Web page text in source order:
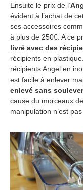
Ensuite le prix de l’
évident à l’achat de
ses accessoires
à plus de 250€. A ce
livré avec des
récipients en
récipients Angel en
est facile à enlever
enlevé sans
cause du morceaux
manipulation n’est